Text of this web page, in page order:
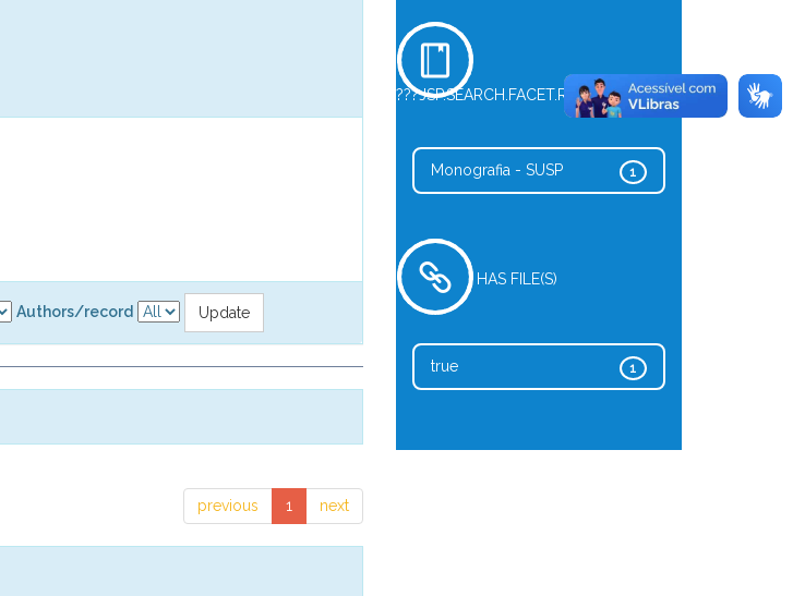
Authors/record
previous 1 next
???JSP.SEARCH.FACET.REFINE.TYPE???
1
Monografia - SUSP
HAS FILE(S)
1
true